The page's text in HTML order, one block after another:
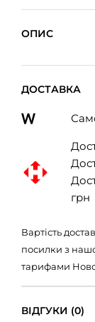
ОПИС
ДОСТАВКА
грн
Вартість
посилки з
тарифами
ВІДГУКИ (0)